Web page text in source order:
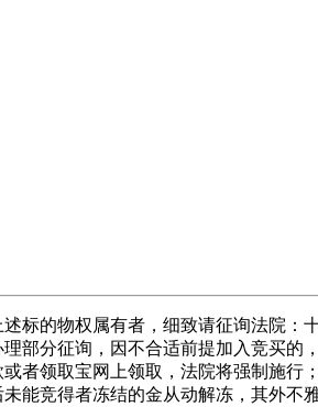
的物权属有者，细致请征询法院：
部分征询，因不合适前提加入竞买
者领取宝网上领取，法院将强制施
能竞得者冻结的金从动解冻，其外